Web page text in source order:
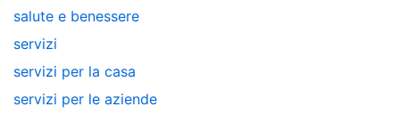
salute e benessere
servizi
servizi per la casa
servizi per le aziende